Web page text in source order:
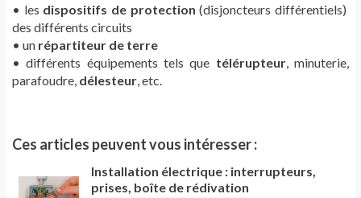
• les dispositifs de protection (disjoncteurs différentiels)
des différents circuits
• un répartiteur de terre
• différents équipements tels que télérupteur, minuterie,
parafoudre, délesteur, etc.
Ces articles peuvent vous intéresser :
Installation électrique : interrupteurs,
prises, boîte de rédivation